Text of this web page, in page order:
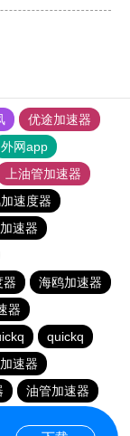
优途加速器
外网app
上油管加速器
速度器
速器
器
海鸥加速器
器
quickq
速器
油管加速器